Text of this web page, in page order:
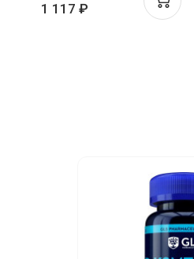
1 117 ₽